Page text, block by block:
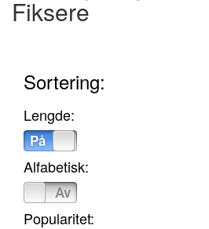
Fiksere
Sortering:
Lengde:
På
Alfabetisk:
Av
Popularitet: